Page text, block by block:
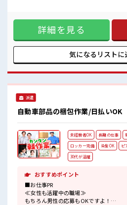
的に自由！ (規定有)≪ラクラ
毎日の服装の悩み解消♪ ≪未
ことにチャレンジするのは不
整っています！ イチからスキ
きましょう！ ≪自分に向いて
どがあれば、 担当がしっかりサポート
Point☆ 残業も1日1H程度ある
う！
詳細を見る
気になるリストに
派遣
自動車部品の梱包作業/日払いOK
未経験者OK 長期の仕事
ロッカー完備
染髪OK ピ
30代が活躍
おすすめポイント
■お仕事PR
≪女性も活躍中の職場≫
もちろん男性の応募もOKですよ！